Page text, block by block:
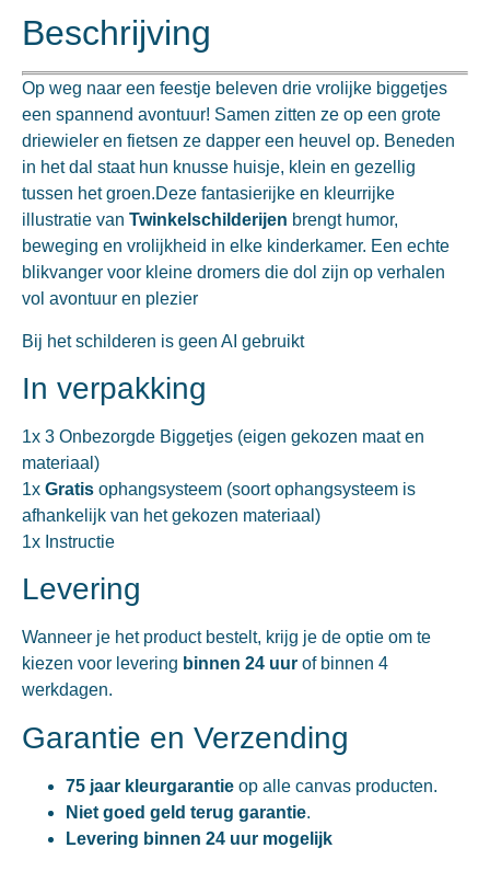
Beschrijving
Op weg naar een feestje beleven drie vrolijke biggetjes
een spannend avontuur! Samen zitten ze op een grote
driewieler en fietsen ze dapper een heuvel op. Beneden
in het dal staat hun knusse huisje, klein en gezellig
tussen het groen.Deze fantasierijke en kleurrijke
illustratie van Twinkelschilderijen brengt humor,
beweging en vrolijkheid in elke kinderkamer. Een echte
blikvanger voor kleine dromers die dol zijn op verhalen
vol avontuur en plezier
Bij het schilderen is geen AI gebruikt
In verpakking
1x 3 Onbezorgde Biggetjes (eigen gekozen maat en
materiaal)
1x Gratis ophangsysteem (soort ophangsysteem is
afhankelijk van het gekozen materiaal)
1x Instructie
Levering
Wanneer je het product bestelt, krijg je de optie om te
kiezen voor levering binnen 24 uur of binnen 4
werkdagen.
Garantie en Verzending
75 jaar kleurgarantie op alle canvas producten.
Niet goed geld terug garantie.
Levering binnen 24 uur mogelijk